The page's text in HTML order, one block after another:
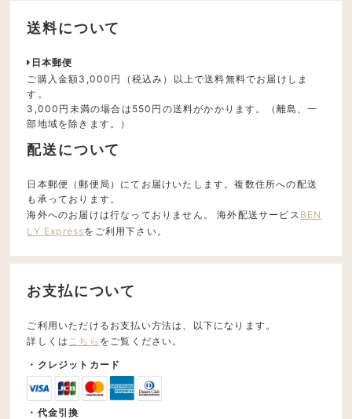
送料について
日本郵便
ご購入金額3,000円（税込み）以上で送料無料でお届けしま
す。
3,000円未満の場合は550円の送料がかかります。（離島、一
部地域を除きます。）
配送について
日本郵便（郵便局）にてお届けいたします。複数住所への配送
も承っております。
海外へのお届けは行なっておりません。 海外配送サービス BEN
LY Expressをご利用下さい。
お支払について
ご利用いただけるお支払い方法は、以下になります。
詳しくは こちら をご覧ください。
・クレジットカード
・代金引換